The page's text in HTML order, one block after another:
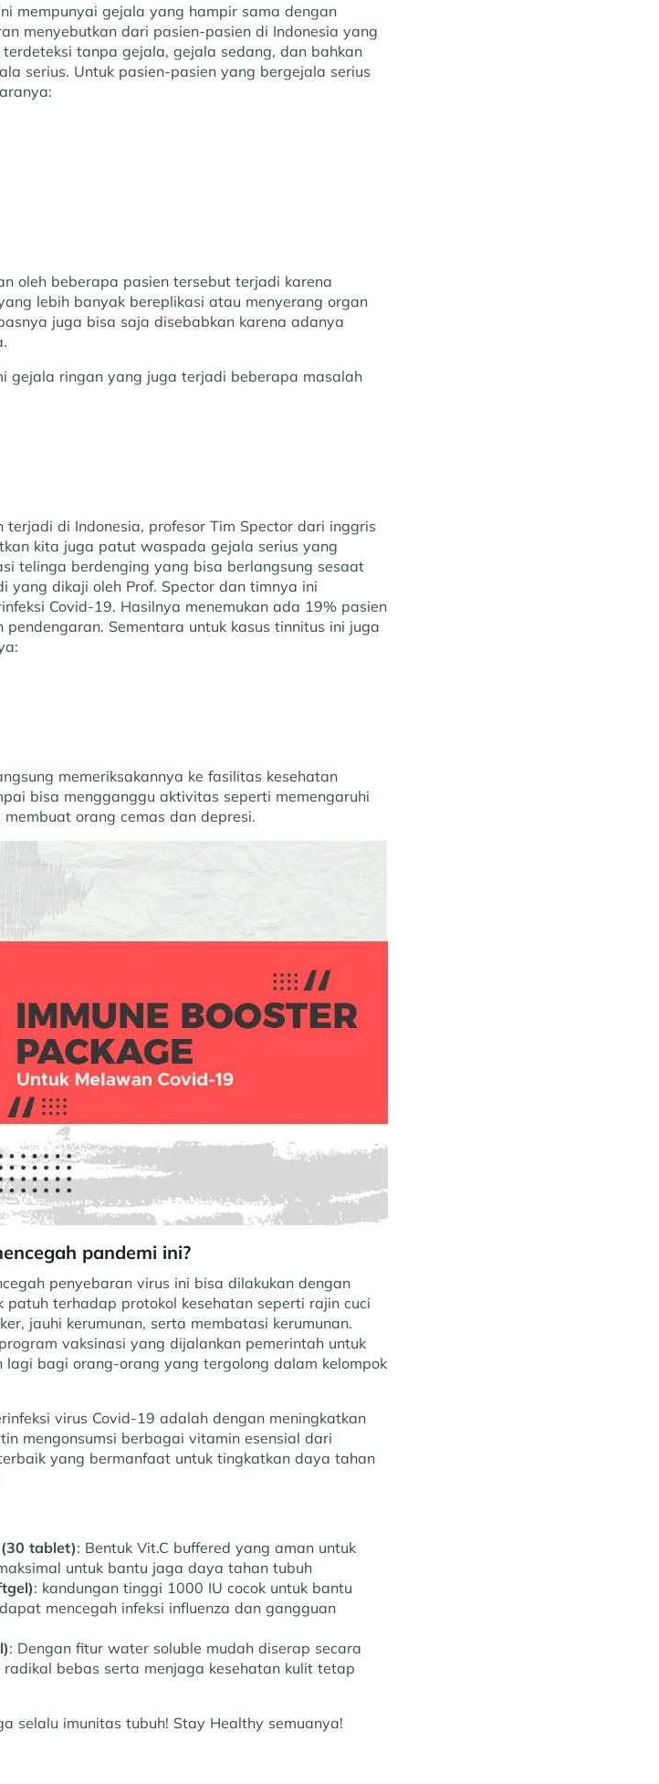
mempunyai gejala yang hampir sama dengan
menyebutkan dari pasien-pasien di Indonesia yang
tanpa gejala, gejala sedang, dan bahkan
serius. Untuk pasien-pasien yang bergejala serius
oleh beberapa pasien tersebut terjadi karena
lebih banyak bereplikasi atau menyerang organ
juga bisa saja disebabkan karena adanya
gejala ringan yang juga terjadi beberapa masalah
di Indonesia, profesor Tim Spector dari inggris
kita juga patut waspada gejala serius yang
telinga berdenging yang bisa berlangsung sesaat
dikaji oleh Prof. Spector dan timnya ini
Covid-19. Hasilnya menemukan ada 19% pasien
Sementara untuk kasus tinnitus ini juga
memeriksakannya ke fasilitas kesehatan
bisa mengganggu aktivitas seperti memengaruhi
orang cemas dan depresi.
pandemi ini?
penyebaran virus ini bisa dilakukan dengan
terhadap protokol kesehatan seperti rajin cuci
jauhi kerumunan, serta membatasi kerumunan.
vaksinasi yang dijalankan pemerintah untuk
lagi bagi orang-orang yang tergolong dalam kelompok
virus Covid-19 adalah dengan meningkatkan
mengonsumsi berbagai vitamin esensial dari
yang bermanfaat untuk tingkatkan daya tahan
tablet): Bentuk Vit.C buffered yang aman untuk
untuk bantu jaga daya tahan tubuh
: kandungan tinggi 1000 IU cocok untuk bantu
mencegah infeksi influenza dan gangguan
: Dengan fitur water soluble mudah diserap secara
bebas serta menjaga kesehatan kulit tetap
selalu imunitas tubuh! Stay Healthy semuanya!